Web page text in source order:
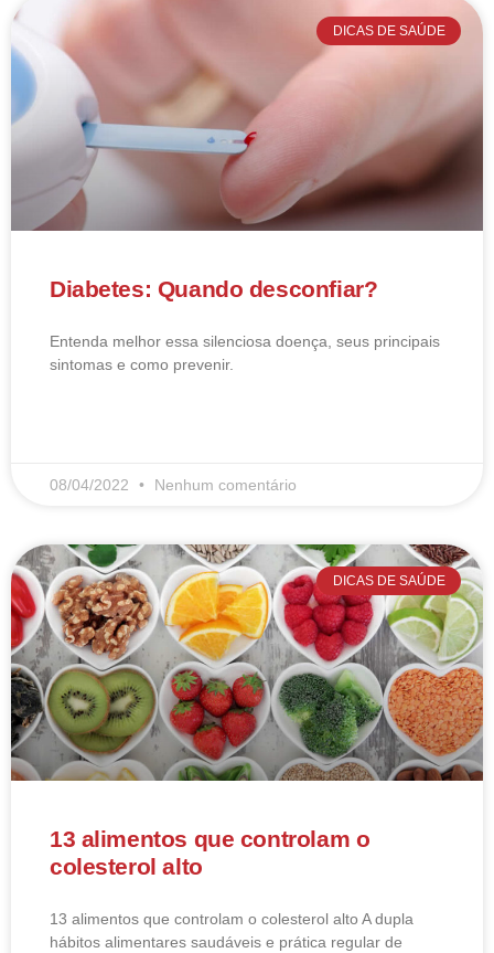
DICAS DE SAÚDE
Diabetes: Quando desconfiar?
Entenda melhor essa silenciosa doença, seus principais
sintomas e como prevenir.
08/04/2022 Nenhum comentário
DICAS DE SAÚDE
13 alimentos que controlam o
colesterol alto
13 alimentos que controlam o colesterol alto​ A dupla
hábitos alimentares saudáveis e prática regular de